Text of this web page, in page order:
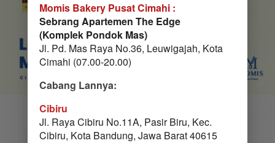
Momis Bakery Pusat Cimahi :
Sebrang Apartemen The Edge
(Komplek Pondok Mas)
Jl. Pd. Mas Raya No.36, Leuwigajah, Kota
Cimahi (07.00-20.00)
Cabang Lannya:
Cibiru
Jl. Raya Cibiru No.11A, Pasir Biru, Kec.
Cibiru, Kota Bandung, Jawa Barat 40615